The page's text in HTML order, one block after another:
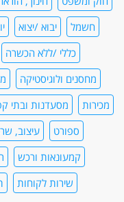
חשמל
יבוא /יצוא
כללי /ללא הכשרה
מחסנים ולוגיסטיקה
מכירות
מסעדנות ובתי
ספורט
עיצוב,
קמעונאות ורכש
שירות לקוחות